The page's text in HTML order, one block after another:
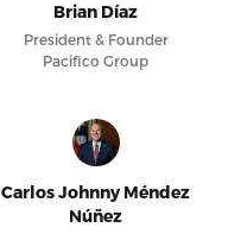
Brian Díaz
President & Founder
Pacifico Group
Carlos Johnny Méndez
Núñez